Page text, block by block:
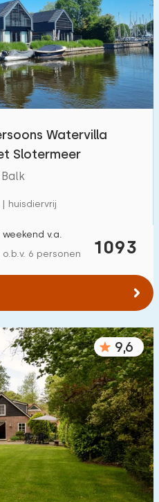
95
61
71
122
70
102
149
Watervilla
Slotermeer
huisdiervrij
1093
weekend v.a.
o.b.v. 6 personen
9,6